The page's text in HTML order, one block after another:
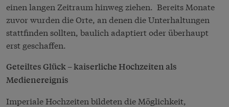
einen langen Zeitraum hinweg ziehen. Bereits Monate
zuvor wurden die Orte, an denen die Unterhaltungen
stattfinden sollten, baulich adaptiert oder überhaupt
erst geschaffen.
Geteiltes Glück – kaiserliche Hochzeiten als
Medienereignis
Imperiale Hochzeiten bildeten die Möglichkeit,